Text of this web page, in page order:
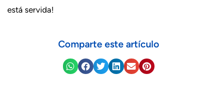
está servida!
Comparte este artículo